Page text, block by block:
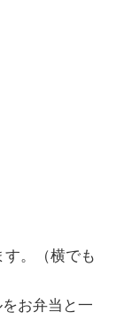
。（横でも
お弁当と一